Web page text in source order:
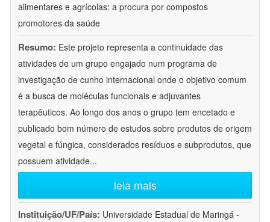
alimentares e agrícolas: a procura por compostos
promotores da saúde
Resumo: Este projeto representa a continuidade das
atividades de um grupo engajado num programa de
investigação de cunho internacional onde o objetivo comum
é a busca de moléculas funcionais e adjuvantes
terapêuticos. Ao longo dos anos o grupo tem encetado e
publicado bom número de estudos sobre produtos de origem
vegetal e fúngica, considerados resíduos e subprodutos, que
possuem atividade...
leia mais
Instituição/UF/País: Universidade Estadual de Maringá -